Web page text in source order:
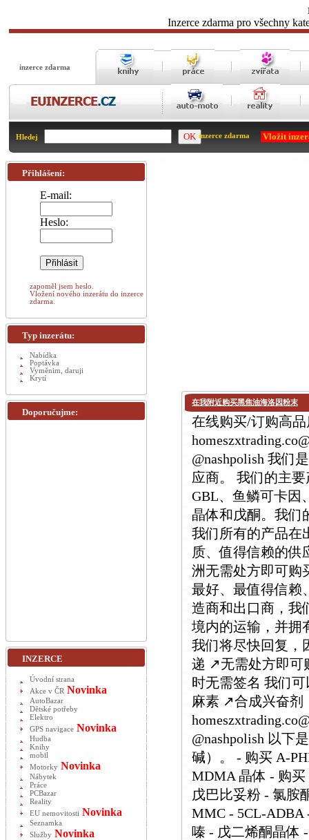
Inzerce zdarma pro všechny
inzerce zdarma
Hledej inzerce zdarma Vložit
在我附近购买黑焦油海洛因粉末
在线购买/订购高品
@nashpolish 我们
应商。 我们的主要
GBL、鱼鳞可卡因
晶体和戊酮。我们
我们所有的产品在
质、值得信赖的
洲无需处方即可购
最好、最值得信赖
造商和出口商，我
境内的运输，并拥
我们将尽快回复，
递 ↗️无需处方即
时无需签名 我们
麻素 ↗️合成兴奋
@nashpolish 以下
碱）。 - 购买 A-
MDMA 晶体 - 购买
戊巴比妥粉 - 氯胺
MMC - 5CL-ADBA
嗪 - 戊二烯酮晶体
Přihlášení:
E-mail:
Heslo:
zapoměl jsem heslo.
Vložení nového inzerátu do inzerce
zdarma.
Typ inzerátu:
Nabídka
Poptávka
Vyměnim, daruji
Krytí
Doporučujme:
INZERCE
Úvodní strana
Akce v ČR Novinka
AutoBazar
Dětské potřeby
Elektro
GPS navigace Novinka
Hudba
Knihy
mobil
Motorky Novinka
Nábytek
Práce
PCBazar
Reality
EU nemovitosti Novinka
Seznamka
Služby Novinka